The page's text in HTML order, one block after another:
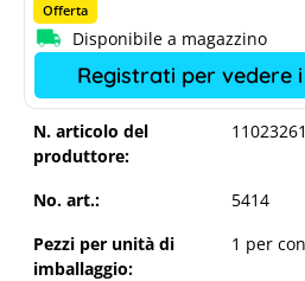
M8
N. articolo del
produttore:
11023261
No. art.:
5414
Pezzi per unità di
imballaggio:
1 per
Offerta
Disponibile a magazzino
Registrati per vedere